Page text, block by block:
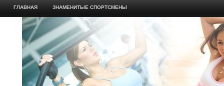
ГЛАВНАЯ ЗНАМЕНИТЫЕ СПОРТСМЕНЫ